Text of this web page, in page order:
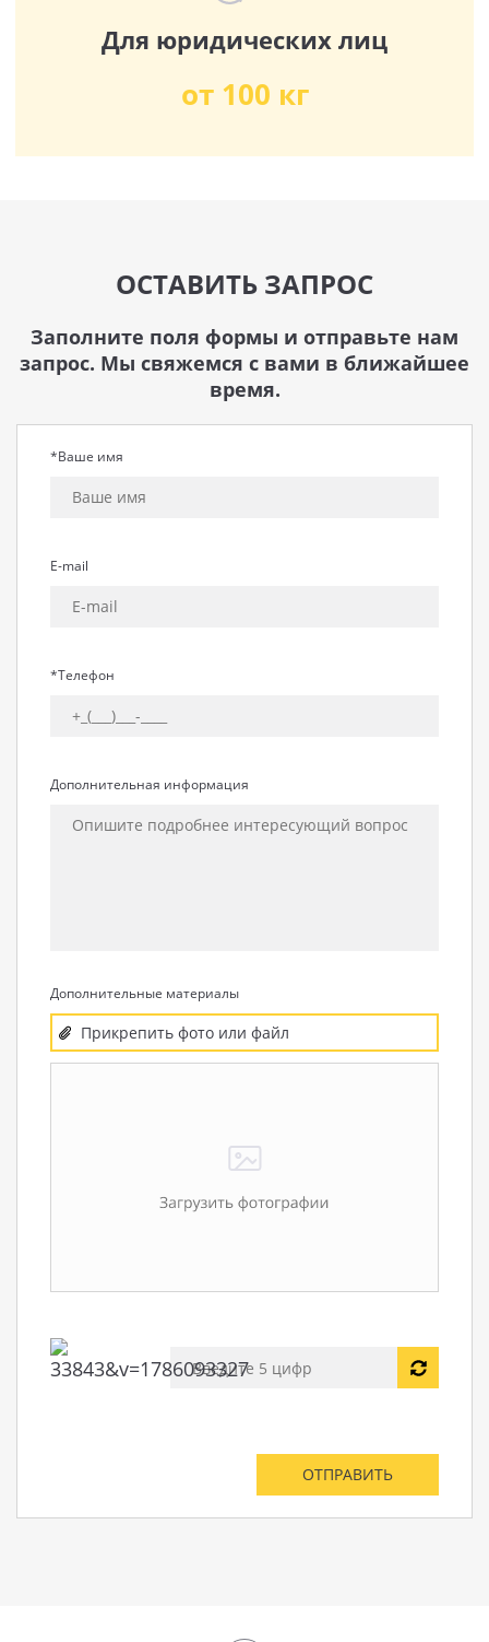
Для юридических лиц
от 100 кг
ОСТАВИТЬ ЗАПРОС
Заполните поля формы и отправьте нам
запрос. Мы свяжемся с вами в ближайшее
время.
*Ваше имя
E-mail
*Телефон
Дополнительная информация
Дополнительные материалы
Прикрепить фото или файл